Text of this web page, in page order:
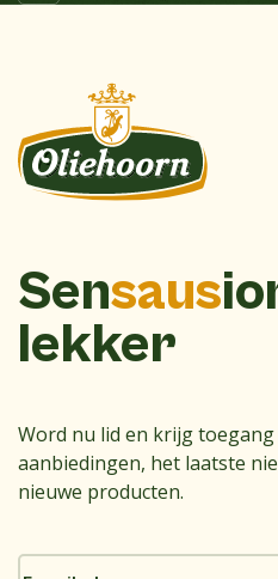
Sensaus
lekker
Word nu lid en krijg
aanbiedingen, het laatste
nieuwe producten.
E-